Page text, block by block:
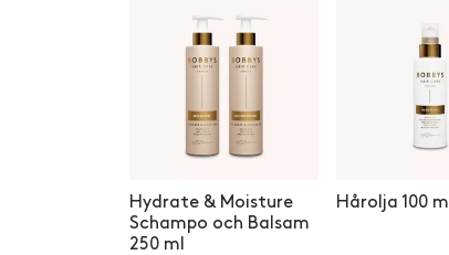
Hydrate & Moisture
Schampo och Balsam
250 ml
Hårolja 100 ml